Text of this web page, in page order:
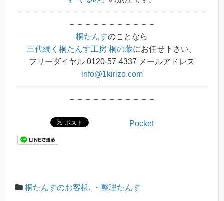
－－－－－－－－－－－－－－－－－－－－－－－－
－－－－－－－－－－－
桐たんすのことなら
三代続く桐たんす工房 桐の蔵にお任せ下さい。
フリーダイヤル 0120-57-4337 メールアドレス
info@1kirizo.com
－－－－－－－－－－－－－－－－－－－－－－－－
－－－－－－－－－－－
Pocket
桐たんすのお客様, ・整理たんす